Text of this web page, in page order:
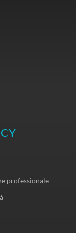
professionale